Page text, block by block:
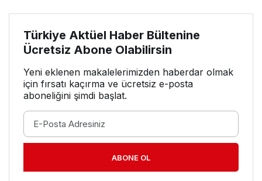
Türkiye Aktüel Haber Bültenine
Ücretsiz Abone Olabilirsin
Yeni eklenen makalelerimizden haberdar olmak
için fırsatı kaçırma ve ücretsiz e-posta
aboneliğini şimdi başlat.
ABONE OL